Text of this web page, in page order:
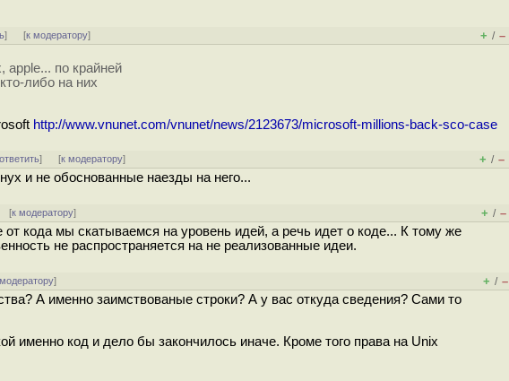
] [к модератору] + / –
apple... по крайней
либо на них
http://www.vnunet.com/vnunet/news/2123673/microsoft-millions-back-sco-case
ответить] [к модератору] + / –
и не обоснованные наезды на него...
[к модератору] + / –
кода мы скатываемся на уровень идей, а речь идет о коде... К тому же
не распространяется на не реализованные идеи.
] + / –
А именно заимствованые строки? А у вас откуда сведения? Сами то
именно код и дело бы закончилось иначе. Кроме того права на Unix